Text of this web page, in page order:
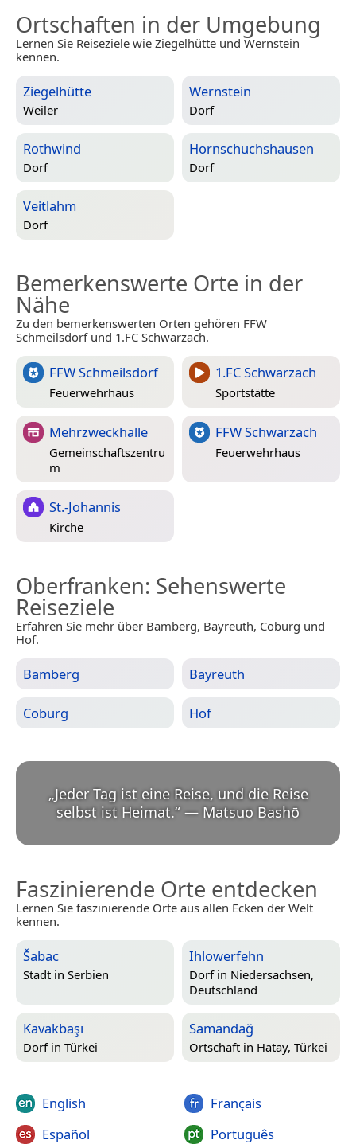
Ortschaften in der Umgebung
Lernen Sie Reiseziele wie Ziegelhütte und Wernstein
kennen.
Ziegelhütte
Weiler
Wernstein
Dorf
Rothwind
Dorf
Hornschuchshausen
Dorf
Veitlahm
Dorf
Bemerkenswerte Orte in der
Nähe
Zu den bemerkenswerten Orten gehören FFW
Schmeilsdorf und 1.FC Schwarzach.
FFW Schmeilsdorf
Feuerwehrhaus
1.FC Schwarzach
Sportstätte
Mehrzweckhalle
Gemeinschaftszentru
m
FFW Schwarzach
Feuerwehrhaus
St.-Johannis
Kirche
Oberfranken: Sehenswerte
Reiseziele
Erfahren Sie mehr über Bamberg, Bayreuth, Coburg und
Hof.
Bamberg Bayreuth
Coburg Hof
„Jeder Tag ist eine Reise, und die Reise
selbst ist Heimat.“ — Matsuo Bashō
Faszinierende Orte entdecken
Lernen Sie faszinierende Orte aus allen Ecken der Welt
kennen.
Šabac
Stadt in Serbien
Ihlowerfehn
Dorf in Niedersachsen,
Deutschland
Kavakbaşı
Dorf in Türkei
Samandağ
Ortschaft in Hatay, Türkei
English
Español
Français
Português